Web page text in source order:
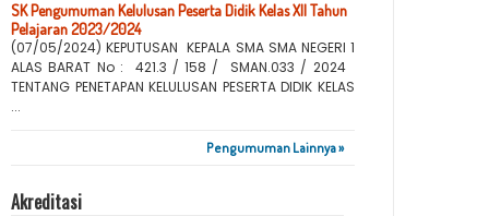
SK Pengumuman Kelulusan Peserta Didik Kelas XII Tahun
Pelajaran 2023/2024
(07/05/2024) KEPUTUSAN KEPALA SMA SMA NEGERI 1
ALAS BARAT No : 421.3 / 158 / SMAN.033 / 2024
TENTANG PENETAPAN KELULUSAN PESERTA DIDIK KELAS
...
Pengumuman Lainnya »
Akreditasi